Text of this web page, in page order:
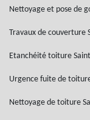
Nettoyage et pose de
Travaux de couverture
Etanchéité toiture
Urgence fuite de
Nettoyage de toiture